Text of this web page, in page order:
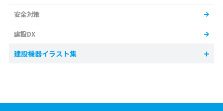
安全対策
建設DX
建設機器イラスト集